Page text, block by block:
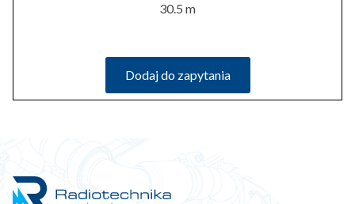
30.5 m
Dodaj do zapytania